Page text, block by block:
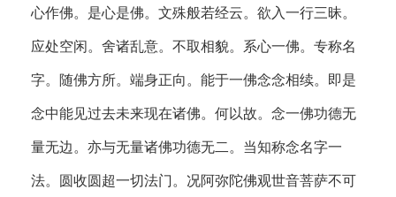
心作佛。是心是佛。文殊般若经云。欲入一行三昧。
应处空闲。舍诸乱意。不取相貌。系心一佛。专称名
字。随佛方所。端身正向。能于一佛念念相续。即是
念中能见过去未来现在诸佛。何以故。念一佛功德无
量无边。亦与无量诸佛功德无二。当知称念名字一
法。圆收圆超一切法门。况阿弥陀佛观世音菩萨不可